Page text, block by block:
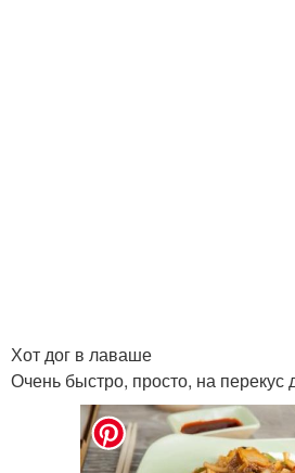
Хот дог в лаваше
Очень быстро, просто, на перекус